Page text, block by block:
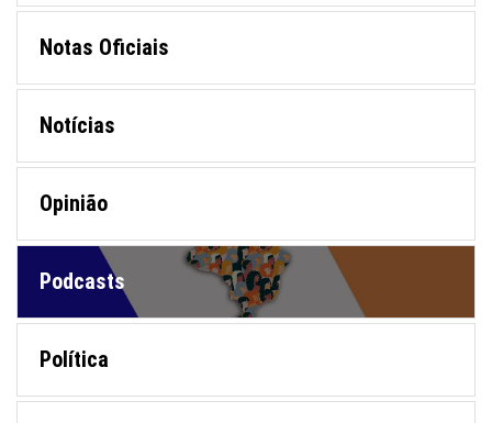
Notas Oficiais
Notícias
Opinião
Podcasts
Política